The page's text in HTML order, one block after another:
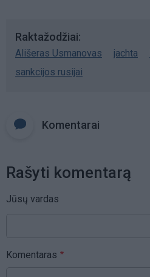
Raktažodžiai
Ališeras Usmanovas jachta
sankcijos rusijai
Komentarai
Rašyti komentarą
Jūsų vardas
Komentaras